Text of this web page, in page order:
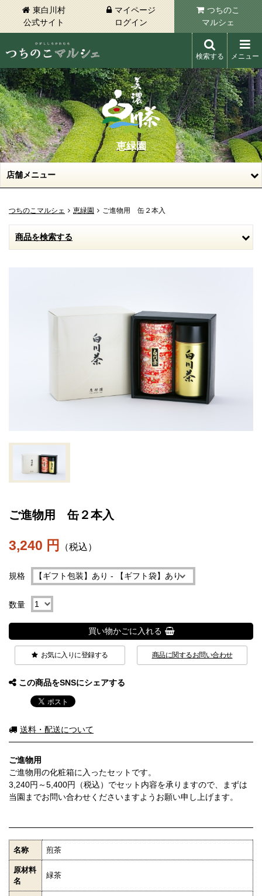
東白川村
公式サイト
マイページ
ログイン
つちのこ
マルシェ
東白川村 つちのこマルシェ
検索する メニュー
恵緑園
店舗メニュー
つちのこマルシェ 恵緑園 ご進物用 缶２本入
商品を検索する
ご進物用 缶２本入
3,240 円 （税込）
規格
数量
買い物かごに入れる
お気に入りに登録する 商品に関するお問い合わせ
この商品をSNSにシェアする
送料・配送について
ご進物用
ご進物用の化粧箱に入ったセットです。
3,240円～5,400円（税込）でセット内容を承りますので、まずは
当園までお問い合わせくださいますようお願い申し上げます。
名称 煎茶
原材料
名
緑茶